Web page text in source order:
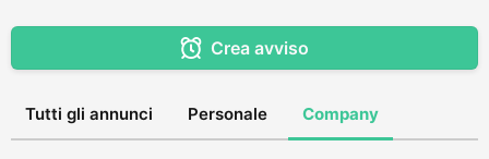
Crea avviso
Tutti gli annunci Personale Company